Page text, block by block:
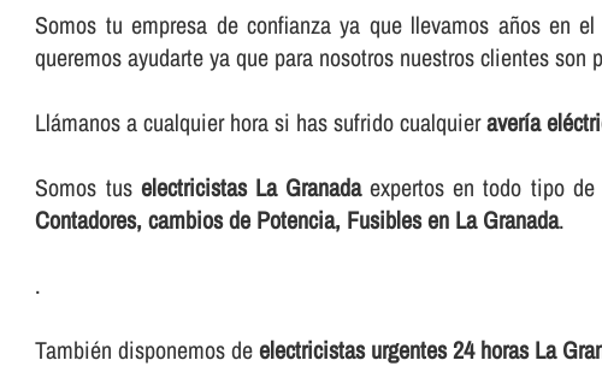
Somos tu empresa de confianza ya que llevamos años en
queremos ayudarte ya que para nosotros nuestros clientes son
Llámanos a cualquier hora si has sufrido cualquieraverí­a
Somos tus electricistas La Granadaexpertos en todo tipo de
Contadores, cambios de Potencia, Fusibles en La Granada.
.
También disponemos deelectricistas urgentes 24 horas La